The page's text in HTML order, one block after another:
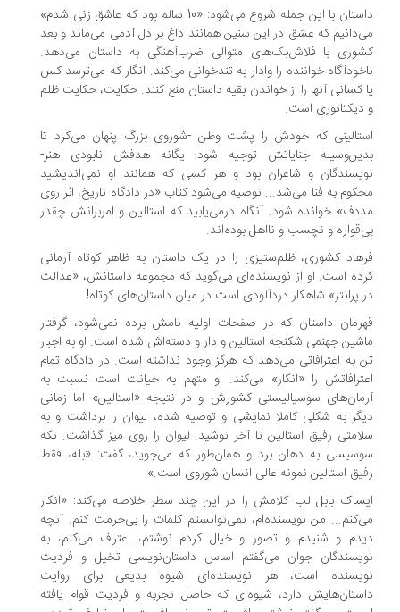
داستان با این جمله شروع می‌شود: «10 سالم بود که عاشق زنی شدم»
که عشق در این سنین همانند داغ بر دل آدمی می‌ماند و بعد
با فلاش‌بک‌های متوالی ضرب‌آهنگی به داستان می‌دهد.
خواننده را وادار به تندخوانی می‌کند. انگار که می‌ترسد کس
کسانی آنها را از خواندن بقیه داستان منع کنند. حکایت، حکایت ظلم
است.
که خودش را پشت وطن -شوروی بزرگ پنهان می‌کرد تا
جنایاتش توجیه شود؛ یگانه هدفش نابودی هنر-
و شاعران بود و هر کسی که همانند او نمی‌اندیشید
به فنا می‌شد... توصیه می‌شود کتاب «در دادگاه تاریخ، اثر روی
خوانده شود. آنگاه درمی‌یابید که استالین و امربرانش چقدر
و نچسب و نااهل بوده‌اند.
کشوری، ظلم‌ستیزی را در یک داستان به ظاهر کوتاه آرمانی
است. او از نویسنده‌ای می‌گوید که مجموعه داستانش، «عدالت
پرانتز» شاهکار دردآلودی است در میان داستان‌های کوتاه!
داستان که در صفحات اولیه نامش برده نمی‌شود، گرفتار
جهنمی شکنجه استالین و ‌دار و دسته‌اش شده است. او به اجبار
به اعترافاتی می‌دهد که هرگز وجود نداشته است. در دادگاه تمام
را «انکار» می‌کند. او متهم به خیانت است نسبت به
سوسیالیستی کشورش و در نتیجه «استالین» اما زمانی
به شکلی کاملا نمایشی و توصیه ‌شده، لیوان را برداشت و به
رفیق استالین تا آخر نوشید. لیوان را روی میز گذاشت. تکه
به دهان برد و همان‌طور که می‌جوید، گفت: «بله، فقط
استالین نمونه عالی انسان شوروی است.»
بابل لب کلامش را در این چند سطر خلاصه می‌کند: «انکار
من نویسنده‌ام، نمی‌توانستم کلمات را بی‌حرمت کنم. آنچه
و شنیدم و تصور و خیال کردم نوشتم، اعتراف می‌کنم، به
جوان می‌گفتم اساس داستان‌نویسی تخیل و فردیت
است، هر نویسنده‌ای شیوه بدیعی برای روایت
دارد، شیوه‌ای که حاصل تجربه و فردیت قوام یافته